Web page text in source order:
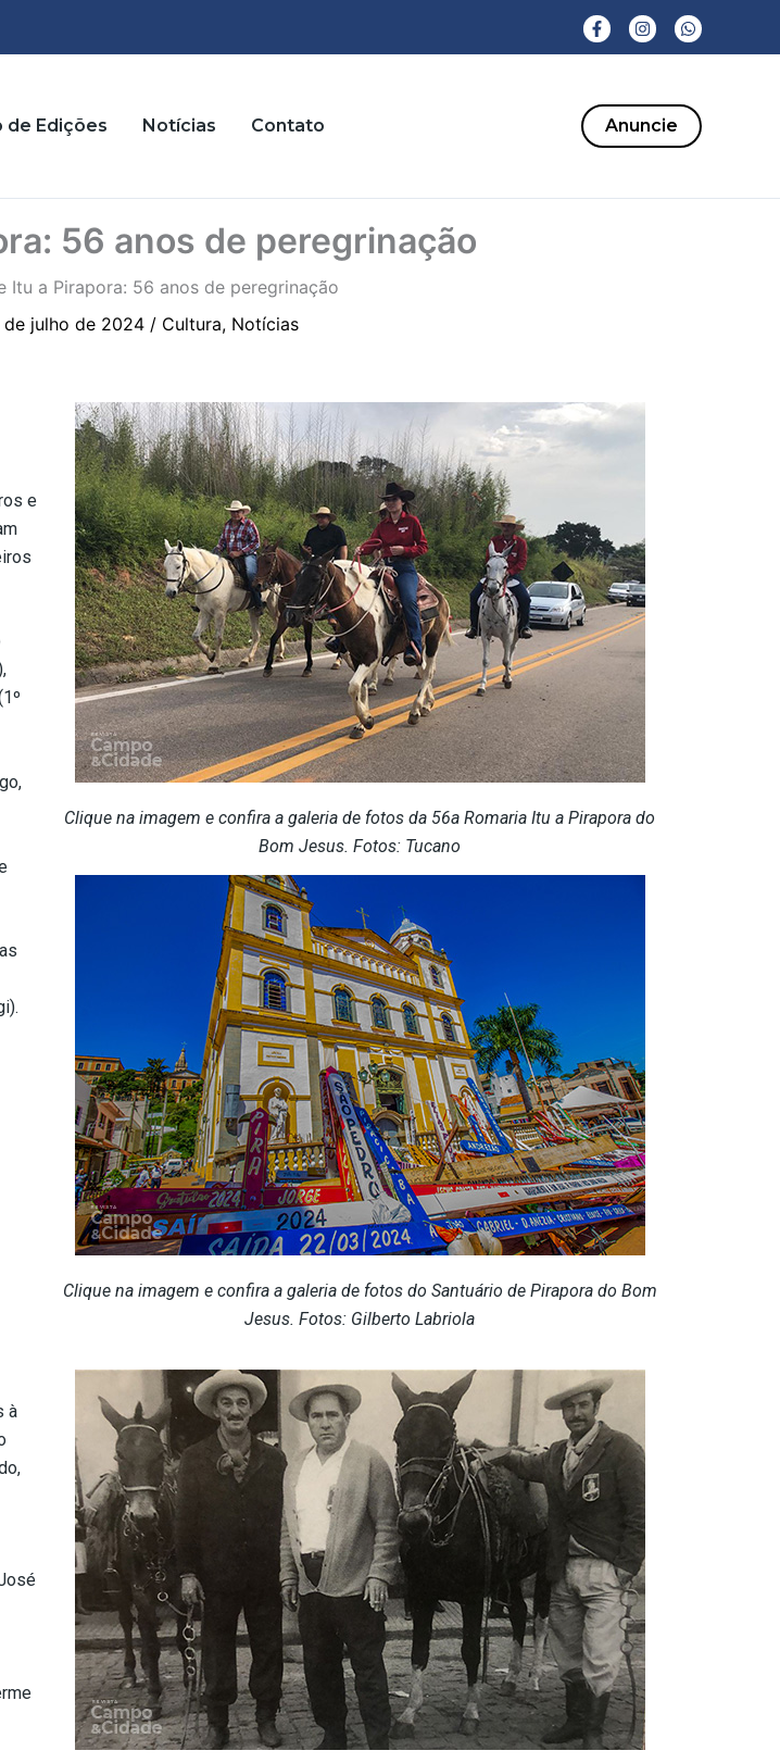
de Edições Notícias Contato Anuncie
56 anos de peregrinação
Itu a Pirapora: 56 anos de peregrinação
de julho de 2024 / Cultura, Notícias
e
.
Clique na imagem e confira a galeria de fotos da 56a Romaria Itu a Pirapora do
Bom Jesus. Fotos: Tucano
Clique na imagem e confira a galeria de fotos do Santuário de Pirapora do Bom
Jesus. Fotos: Gilberto Labriola
à